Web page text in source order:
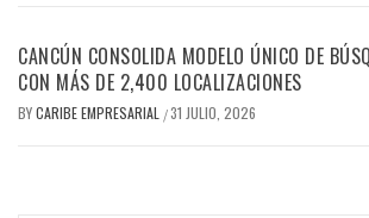
CANCÚN CONSOLIDA MODELO ÚNICO DE
CON MÁS DE 2,400 LOCALIZACIONES
BYCARIBE EMPRESARIAL /31 JULIO, 2026